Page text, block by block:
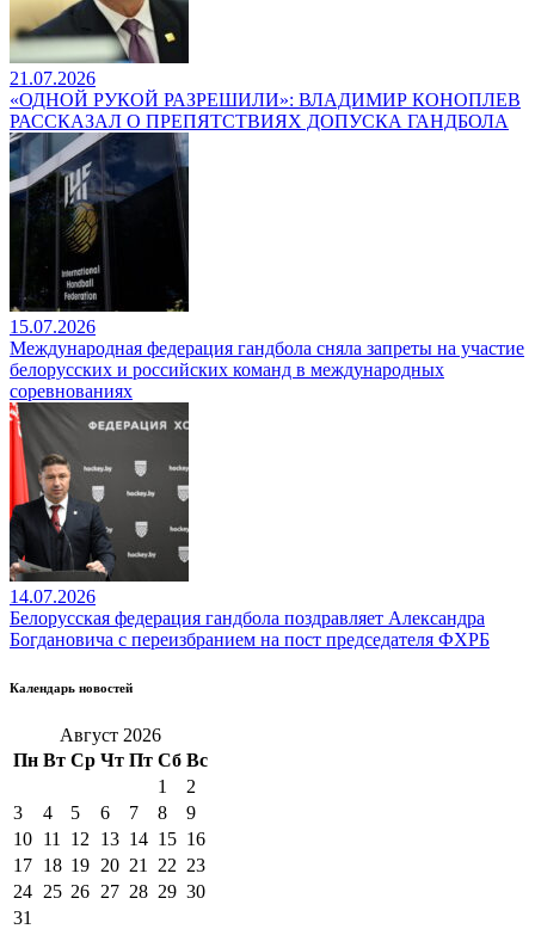
21.07.2026
«ОДНОЙ РУКОЙ РАЗРЕШИЛИ»: ВЛАДИМИР КОНОПЛЕВ
РАССКАЗАЛ О ПРЕПЯТСТВИЯХ ДОПУСКА ГАНДБОЛА
15.07.2026
Международная федерация гандбола сняла запреты на участие
белорусских и российских команд в международных
соревнованиях
14.07.2026
Белорусская федерация гандбола поздравляет Александра
Богдановича с переизбранием на пост председателя ФХРБ
Календарь новостей
Август 2026
Пн Вт Ср Чт Пт Сб Вс
1
2
3
4 5 6 7 8
9
10 11 12 13 14 15 16
17 18 19 20 21 22 23
24 25 26 27 28 29 30
31